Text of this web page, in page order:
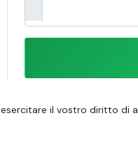
esercitare il vostro diritto